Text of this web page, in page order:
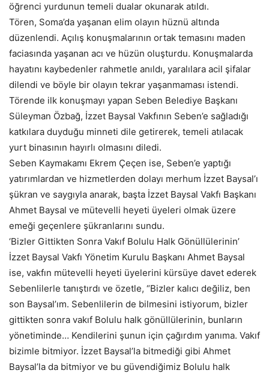
öğrenci yurdunun temeli dualar okunarak atıldı.
Tören, Soma’da yaşanan elim olayın hüznü altında
düzenlendi. Açılış konuşmalarının ortak temasını maden
faciasında yaşanan acı ve hüzün oluşturdu. Konuşmalarda
hayatını kaybedenler rahmetle anıldı, yaralılara acil şifalar
dilendi ve böyle bir olayın tekrar yaşanmaması istendi.
Törende ilk konuşmayı yapan Seben Belediye Başkanı
Süleyman Özbağ, İzzet Baysal Vakfının Seben’e sağladığı
katkılara duyduğu minneti dile getirerek, temeli atılacak
yurt binasının hayırlı olmasını diledi.
Seben Kaymakamı Ekrem Çeçen ise, Seben’e yaptığı
yatırımlardan ve hizmetlerden dolayı merhum İzzet Baysal’ı
şükran ve saygıyla anarak, başta İzzet Baysal Vakfı Başkanı
Ahmet Baysal ve mütevelli heyeti üyeleri olmak üzere
emeği geçenlere şükranlarını sundu.
‘Bizler Gittikten Sonra Vakıf Bolulu Halk Gönüllülerinin’
İzzet Baysal Vakfı Yönetim Kurulu Başkanı Ahmet Baysal
ise, vakfın mütevelli heyeti üyelerini kürsüye davet ederek
Sebenlilerle tanıştırdı ve özetle, “Bizler kalıcı değiliz, ben
son Baysal’ım. Sebenlilerin de bilmesini istiyorum, bizler
gittikten sonra vakıf Bolulu halk gönüllülerinin, bunların
yönetiminde… Kendilerini şunun için çağırdım yanıma. Vakıf
bizimle bitmiyor. İzzet Baysal’la bitmediği gibi Ahmet
Baysal’la da bitmiyor ve bu güvendiğimiz Bolulu halk